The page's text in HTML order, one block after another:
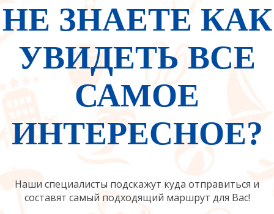
НЕ ЗНАЕТЕ КАК
УВИДЕТЬ ВСЕ
САМОЕ
ИНТЕРЕСНОЕ?
Наши специалисты подскажут куда отправиться и
составят самый подходящий маршрут для Вас!